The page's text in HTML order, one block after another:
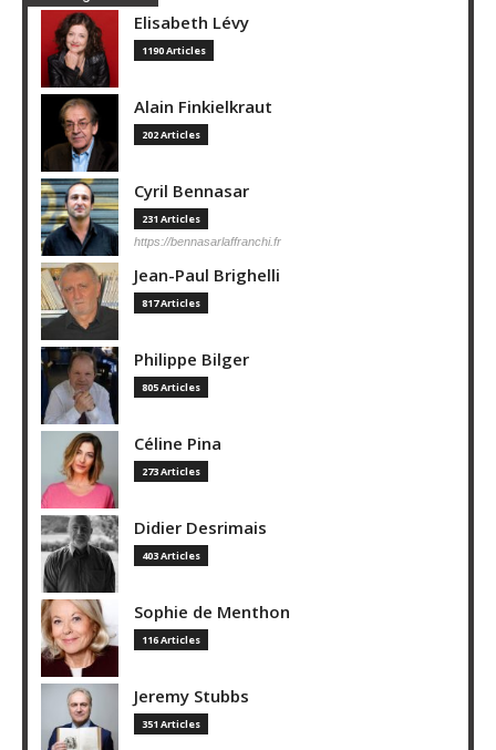
Elisabeth Lévy
1190 Articles
Alain Finkielkraut
202 Articles
Cyril Bennasar
231 Articles
https://bennasarlaffranchi.fr
Jean-Paul Brighelli
817 Articles
Philippe Bilger
805 Articles
Céline Pina
273 Articles
Didier Desrimais
403 Articles
Sophie de Menthon
116 Articles
Jeremy Stubbs
351 Articles